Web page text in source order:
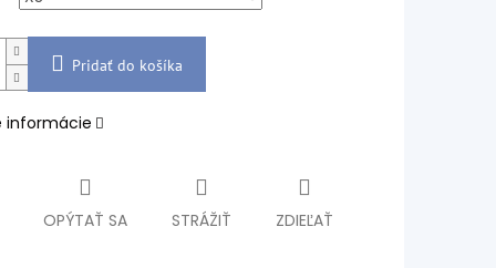
Pridať do košíka
informácie
OPÝTAŤ SA STRÁŽIŤ ZDIEĽAŤ